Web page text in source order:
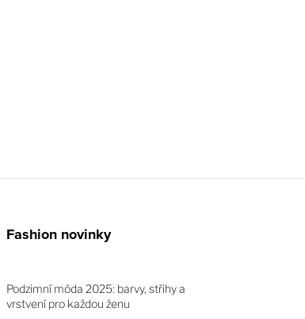
Fashion novinky
Podzimní móda 2025: barvy, střihy a
vrstvení pro každou ženu